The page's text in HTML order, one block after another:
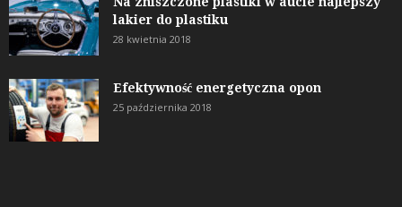
lakier do plastiku
28 kwietnia 2018
Efektywność energetyczna opon
25 października 2018